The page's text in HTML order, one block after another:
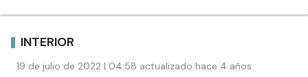
INTERIOR
19 de julio de 2022 | 04:58 actualizado hace 4 años